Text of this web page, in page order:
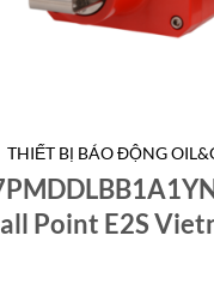
THIẾT BỊ BÁO ĐỘNG
Point E2S